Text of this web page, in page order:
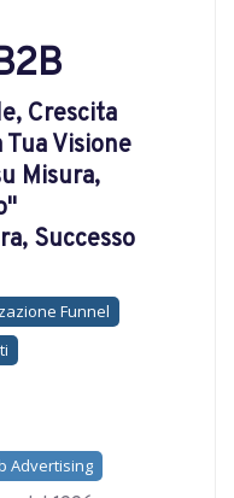
Crescita
Tua Visione
Misura,
Successo
Funnel
Advertising